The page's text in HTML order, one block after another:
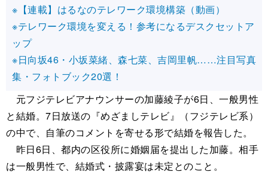
※【連載】はるなのテレワーク環境構築（動画）
※テレワーク環境を変える！参考になるデスクセットア
ップ
※日向坂46・小坂菜緒、森七菜、吉岡里帆……注目写真
集・フォトブック20選！
元フジテレビアナウンサーの加藤綾子が6日、一般男性
と結婚。7日放送の『めざましテレビ』（フジテレビ系）
の中で、自筆のコメントを寄せる形で結婚を報告した。
昨日6日、都内の区役所に婚姻届を提出した加藤。相手
は一般男性で、結婚式・披露宴は未定とのこと。